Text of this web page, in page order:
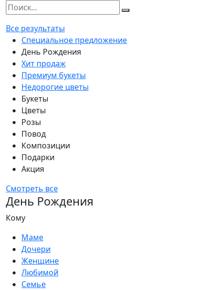
Все результаты
Специальное предложение
День Рождения
Хит продаж
Премиум букеты
Недорогие цветы
Букеты
Цветы
Розы
Повод
Композиции
Подарки
Акция
Смотреть все
День Рождения
Кому
Маме
Дочери
Женщине
Любимой
Семье